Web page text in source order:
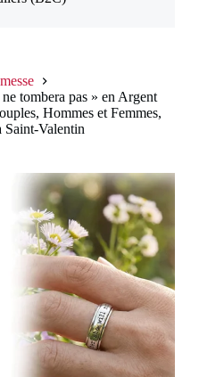
tombera pas » en Argent
Hommes et Femmes,
Valentin